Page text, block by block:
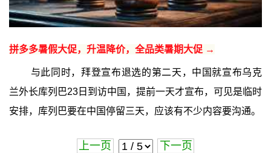
拼多多暑假大促，升温降价，全品类暑期大促 →
与此同时，拜登宣布退选的第二天，中国就宣布乌克
兰外长库列巴23日到访中国，提前一天才宣布，可见是临时
安排，库列巴要在中国停留三天，应该有不少内容要沟通。
上一页 下一页